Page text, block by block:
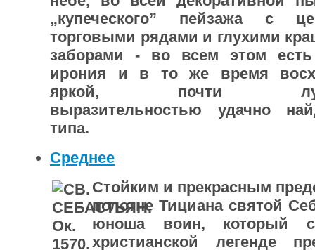
„купеческого” пейзажа с
торговыми рядами и глухими
заборами - во всем этом есть
ирония и в то же время
яркой, почти
выразительностью удачно
типа.
Среднее
Стойким и прекрасным
полотне Тициана святой
юноша воин, кото­рый
христианской легенде